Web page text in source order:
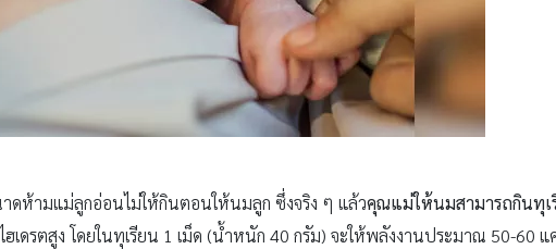
ดห้ามแม่ลูกอ่อนไม่ให้กินตอนให้นมลูก ซึ่งจริง ๆ แล้วคุณแม่ให้นมสามารถกินทุเ
เดรตสูง โดยในทุเรียน 1 เม็ด (น้ำหนัก 40 กรัม) จะให้พลังงานประมาณ 50-60